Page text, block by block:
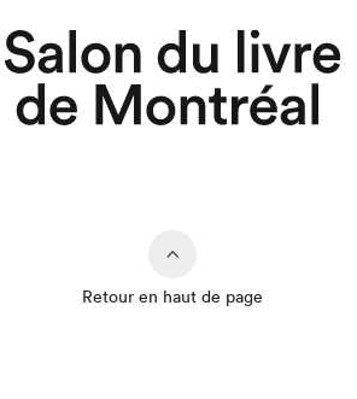
Retour en haut de page